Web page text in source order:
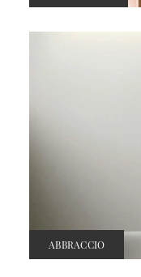
ABBRACCIO